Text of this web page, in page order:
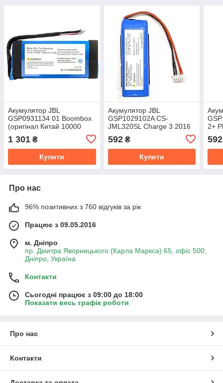
Акумулятор JBL
GSP0931134 01 Boombox
(оригінал Китай 10000
1 301 ₴
Купити
Акумулятор JBL
GSP1029102A CS-
JML320SL Charge 3 2016
mAh)
592₴
Купити
2+
592
Про нас
96% позитивних з 760 відгуків за рік
Працює з 09.05.2016
м. Дніпро
пр. Дмитра Яворницького (Карла Маркса) 65, офіс 500,
Дніпро, Україна
Контакти
Сьогодні працює з 09:00 до 18:00
Показати весь графік роботи
Про нас
Контакти